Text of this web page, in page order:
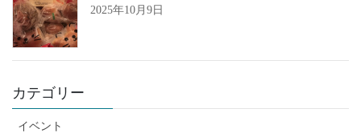
2025年10月9日
カテゴリー
イベント